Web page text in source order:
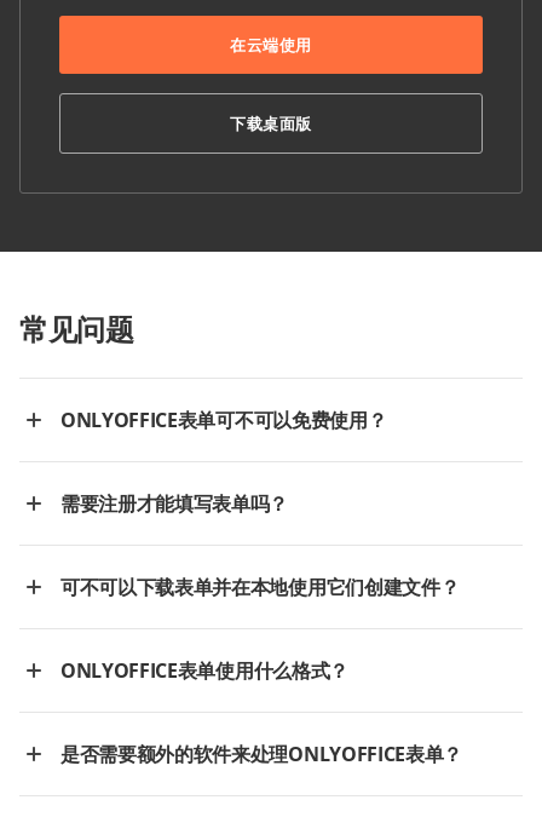
在云端使用
下载桌面版
常见问题
ONLYOFFICE表单可不可以免费使用？
需要注册才能填写表单吗？
可不可以下载表单并在本地使用它们创建文件？
ONLYOFFICE表单使用什么格式？
是否需要额外的软件来处理ONLYOFFICE表单？